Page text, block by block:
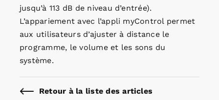
jusqu’à 113 dB de niveau d’entrée).
L’appariement avec l’appli myControl permet
aux utilisateurs d’ajuster à distance le
programme, le volume et les sons du
système.
Retour à la liste des articles